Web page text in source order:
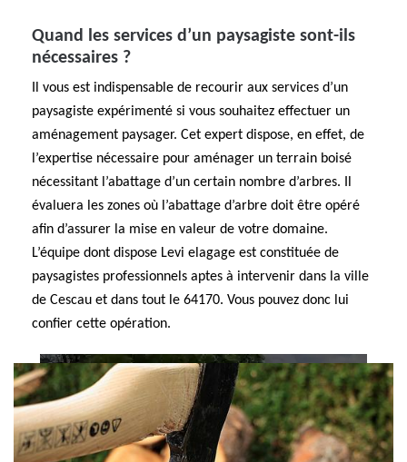
Quand les services d’un paysagiste sont-ils
nécessaires ?
Il vous est indispensable de recourir aux services d’un
paysagiste expérimenté si vous souhaitez effectuer un
aménagement paysager. Cet expert dispose, en effet, de
l’expertise nécessaire pour aménager un terrain boisé
nécessitant l’abattage d’un certain nombre d’arbres. Il
évaluera les zones où l’abattage d’arbre doit être opéré
afin d’assurer la mise en valeur de votre domaine.
L’équipe dont dispose Levi elagage est constituée de
paysagistes professionnels aptes à intervenir dans la ville
de Cescau et dans tout le 64170. Vous pouvez donc lui
confier cette opération.